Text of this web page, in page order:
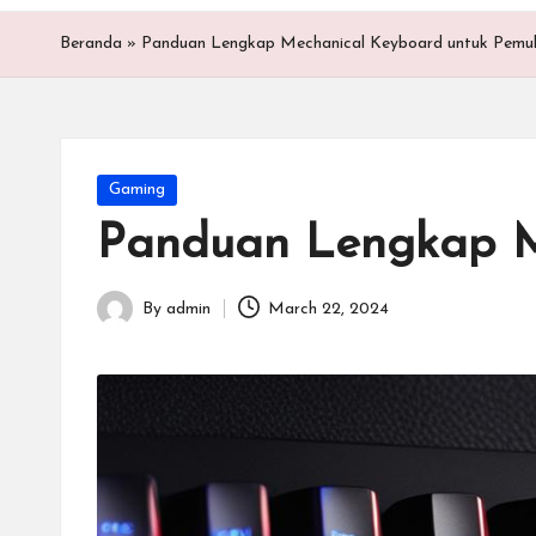
a
Beranda » Panduan Lengkap Mechanical Keyboard untuk
Posted
in
Gaming
Panduan Lengkap
Posted
By admin March 22, 2024